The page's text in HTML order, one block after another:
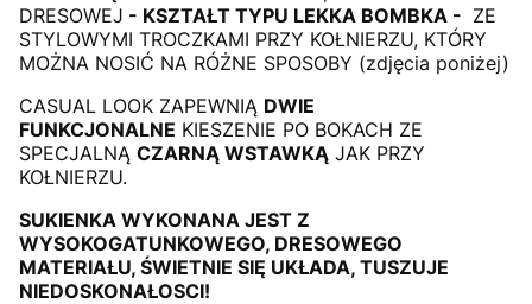
DRESOWEJ - KSZTAŁT TYPU LEKKA BOMBKA - ZE
STYLOWYMI TROCZKAMI PRZY KOŁNIERZU, KTÓRY
MOŻNA NOSIĆ NA RÓŻNE SPOSOBY (zdjęcia poniżej)
CASUAL LOOK ZAPEWNIĄ DWIE
FUNKCJONALNE KIESZENIE PO BOKACH ZE
SPECJALNĄ CZARNĄ WSTAWKĄ JAK PRZY
KOŁNIERZU.
SUKIENKA WYKONANA JEST Z
WYSOKOGATUNKOWEGO, DRESOWEGO
MATERIAŁU, ŚWIETNIE SIĘ UKŁADA, TUSZUJE
NIEDOSKONAŁOSCI!